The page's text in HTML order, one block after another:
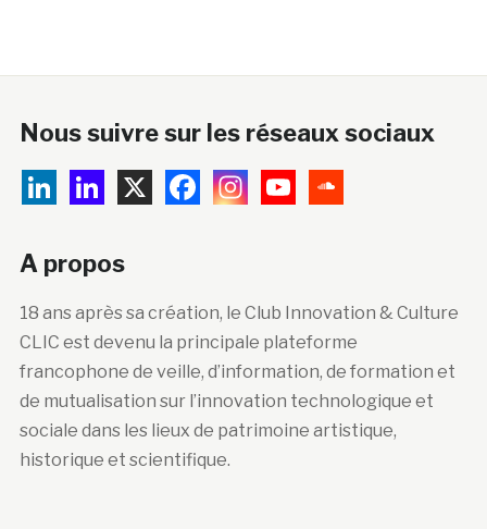
Nous suivre sur les réseaux sociaux
A propos
18 ans après sa création, le Club Innovation & Culture
CLIC est devenu la principale plateforme
francophone de veille, d’information, de formation et
de mutualisation sur l’innovation technologique et
sociale dans les lieux de patrimoine artistique,
historique et scientifique.